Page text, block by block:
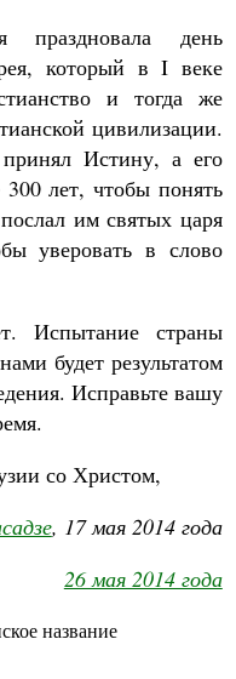
день
который в I веке
и тогда же
цивилизации.
Истину, а его
лет, чтобы понять
им святых царя
уверовать в слово
Испытание страны
будет результатом
Исправьте вашу
со Христом,
, 17 мая 2014 года
26 мая 2014 года
название